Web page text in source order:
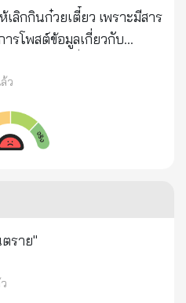
าให้ใครฟังมาก่อนเลยคือ
มาจากสาเหตุ จากการ
งทำขายทุกวันนั้นเอง เรา
งนั้น คุณมนัสเลยเล่าให้ฟัง
องใช้เป็นจำนวนมากทุกร
ามผมว่า
ที่มีอาชีพขายส่งเห็ด ในใจ
ร็ง ทั้ง
ลิกกินก๋วยเตี๋ยว เพราะมีสาร
รโพสต์ข้อมูลเกี่ยวกับ
ต้านข่าวปลอมได้ดำเนิน
ประเด็นดังกล่าวนั้น เป็น
สต์ให้ข้อมูลโดยระบุว่าพบ
สารกันบูดเกินเกณฑ์ ทาง
จากที่มีการแชร์ข้อมูลผล
ภัยอาหาร กรม
ว
ราย"